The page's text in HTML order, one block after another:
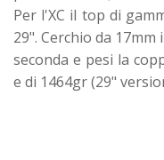
Per l'XC il top di
29". Cerchio da
seconda e pesi la
e di 1464gr (29"